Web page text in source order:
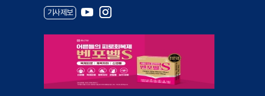
기사제보